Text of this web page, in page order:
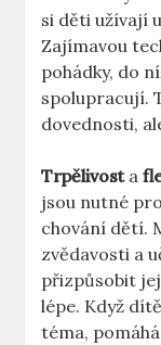
si děti ⁣užívají
Zajímavou
pohádky, do
spolupracují.
⁤dovednosti,
Trpělivosta⁢
jsou nutné
chování dětí.
zvědavosti a
přizpůsobit
lépe. Když
téma,